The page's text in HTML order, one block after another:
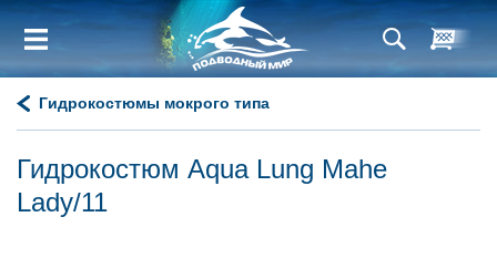
Гидрокостюмы мокрого типа
Гидрокостюм Aqua Lung Mahe
Lady/11